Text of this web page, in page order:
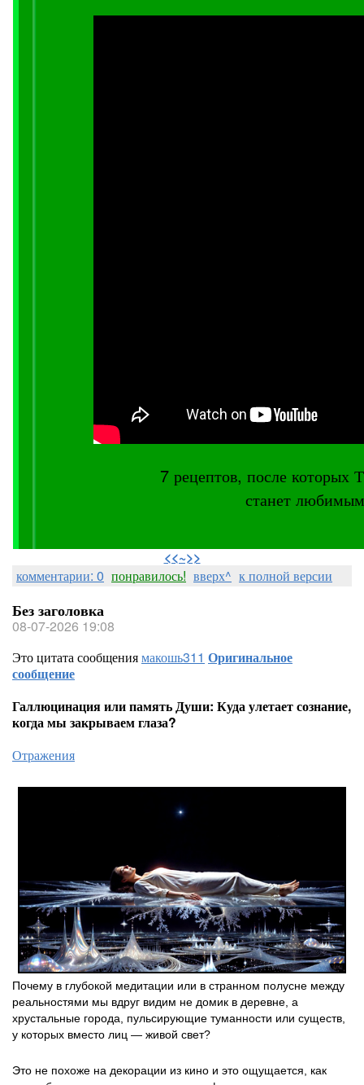
7 рецептов, после
станет
<<~>>
комментарии: 0 понравилось! вверх^ к полной версии
Без заголовка
08-07-2026 19:08
Это цитата сообщениямакошь311 Оригинальное
сообщение
Галлюцинация или память Души: Куда улетает сознание,
когда мы закрываем глаза?
Отражения
Почему в глубокой медитации или в странном полусне между
реальностями мы вдруг видим не домик в деревне, а
хрустальные города, пульсирующие туманности или существ,
у которых вместо лиц — живой свет?
Это не похоже на декорации из кино и это ощущается, как